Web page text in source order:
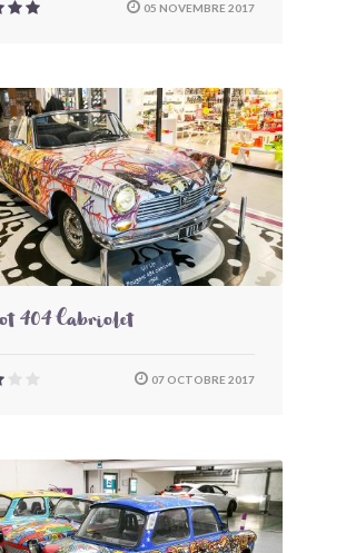
05 NOVEMBRE 2017
404 Cabriolet
07 OCTOBRE 2017